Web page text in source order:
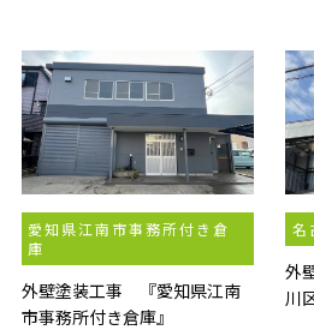
愛知県江南市事務所付き倉
庫
外壁塗装工事 『愛知県江南
市事務所付き倉庫』
名
外
川